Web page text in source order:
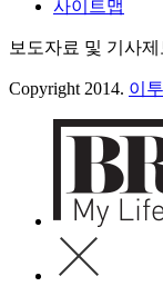
사이트맵
보도자료 및 기사제
Copyright 2014. 이